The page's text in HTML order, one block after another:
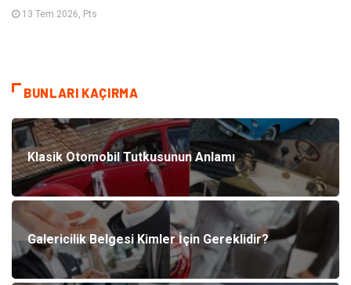
13 Tem 2026, Pts
BUNLARI KAÇIRMA
Klasik Otomobil Tutkusunun Anlamı
Galericilik Belgesi Kimler İçin Gereklidir?